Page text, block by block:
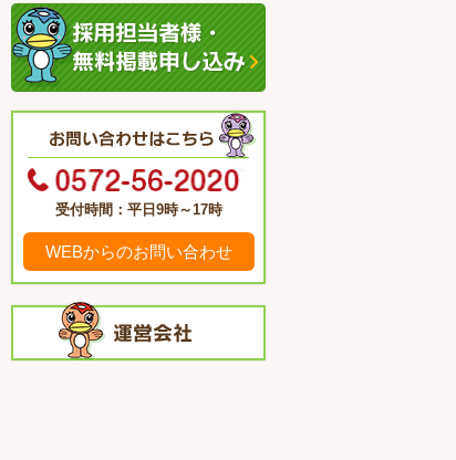
受付時間：平日9時～17時
WEBからのお問い合わせ